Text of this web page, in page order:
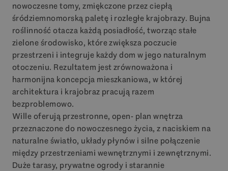
nowoczesne tomy, zmiękczone przez ciepłą
śródziemnomorską paletę i rozległe krajobrazy. Bujna
roślinność otacza każdą posiadłość, tworząc stałe
zielone środowisko, które zwiększa poczucie
przestrzeni i integruje każdy dom w jego naturalnym
otoczeniu. Rezultatem jest zrównoważona i
harmonijna koncepcja mieszkaniowa, w której
architektura i krajobraz pracują razem
bezproblemowo.
Wille oferują przestronne, open- plan wnętrza
przeznaczone do nowoczesnego życia, z naciskiem na
naturalne światło, układy płynów i silne połączenie
między przestrzeniami wewnętrznymi i zewnętrznymi.
Duże tarasy, prywatne ogrody i starannie